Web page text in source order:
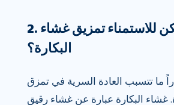
2. هل يمكن للاستمناء تمزيق غشاء
البكارة؟
ما تتسبب العادة السرية في تمزق
غشاء البكارة عبارة عن غشاء رقيق